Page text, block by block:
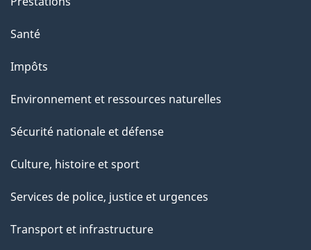
Santé
Impôts
Environnement et ressources naturelles
Sécurité nationale et défense
Culture, histoire et sport
Services de police, justice et urgences
Transport et infrastructure